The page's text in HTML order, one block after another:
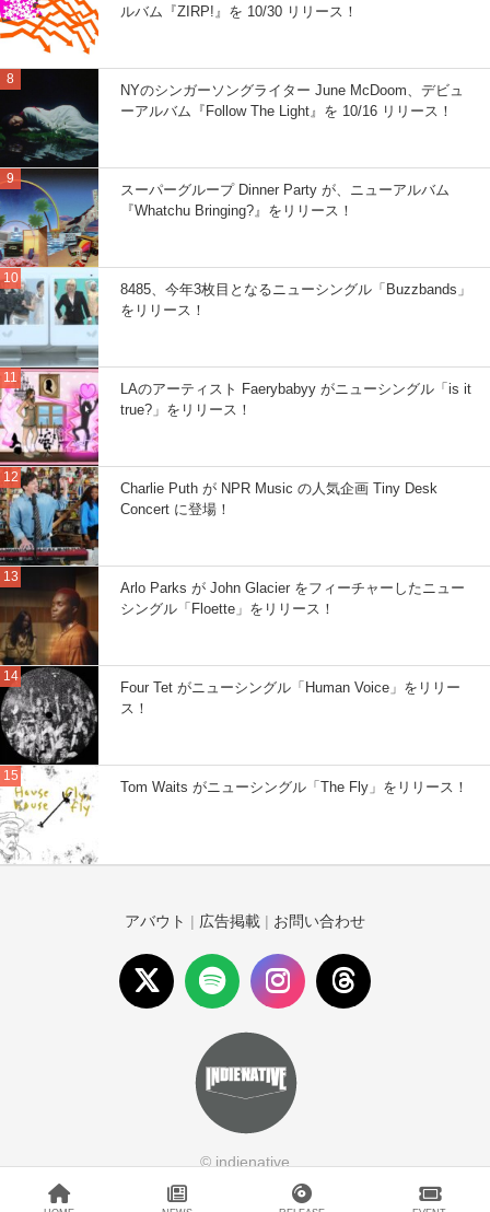
ルバム『ZIRP!』を 10/30 リリース！
NYのシンガーソングライター June McDoom、デビュ
ーアルバム『Follow The Light』を 10/16 リリース！
スーパーグループ Dinner Party が、ニューアルバム
『Whatchu Bringing?』をリリース！
8485、今年3枚目となるニューシングル「Buzzbands」
をリリース！
LAのアーティスト Faerybabyy がニューシングル「is it
true?」をリリース！
Charlie Puth が NPR Music の人気企画 Tiny Desk
Concert に登場！
Arlo Parks が John Glacier をフィーチャーしたニュー
シングル「Floette」をリリース！
Four Tet がニューシングル「Human Voice」をリリー
ス！
Tom Waits がニューシングル「The Fly」をリリース！
アバウト | 広告掲載 | お問い合わせ
© indienative